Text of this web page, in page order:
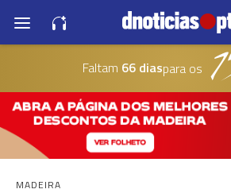
Faltam 66 diaspara os
MADEIRA